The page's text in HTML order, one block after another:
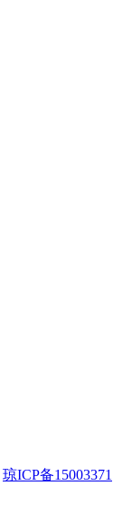
琼ICP备15003371